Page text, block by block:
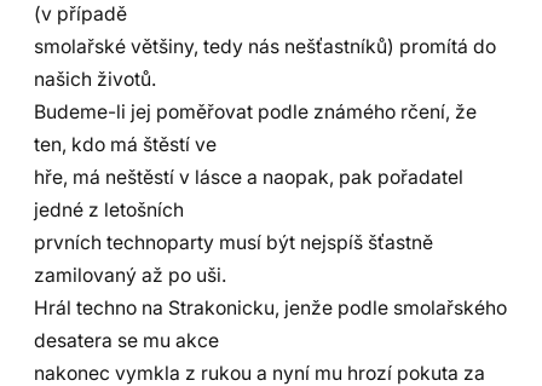
(v případě
smolařské většiny, tedy nás nešťastníků) promítá do
našich životů.
Budeme-li jej poměřovat podle známého rčení, že
ten, kdo má štěstí ve
hře, má neštěstí v lásce a naopak, pak pořadatel
jedné z letošních
prvních technoparty musí být nejspíš šťastně
zamilovaný až po uši.
Hrál techno na Strakonicku, jenže podle smolařského
desatera se mu akce
nakonec vymkla z rukou a nyní mu hrozí pokuta za